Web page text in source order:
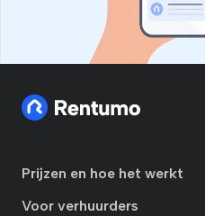
Prijzen en hoe het werkt
Voor verhuurders